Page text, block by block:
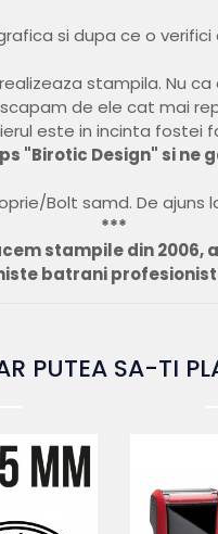
si dupa ce o
stampila. Nu
de ele cat mai
este in incinta fostei
"Birotic Design" si
Bolt samd. De ajuns
***
stampile din 2006,
batrani
PUTEA SA-TI